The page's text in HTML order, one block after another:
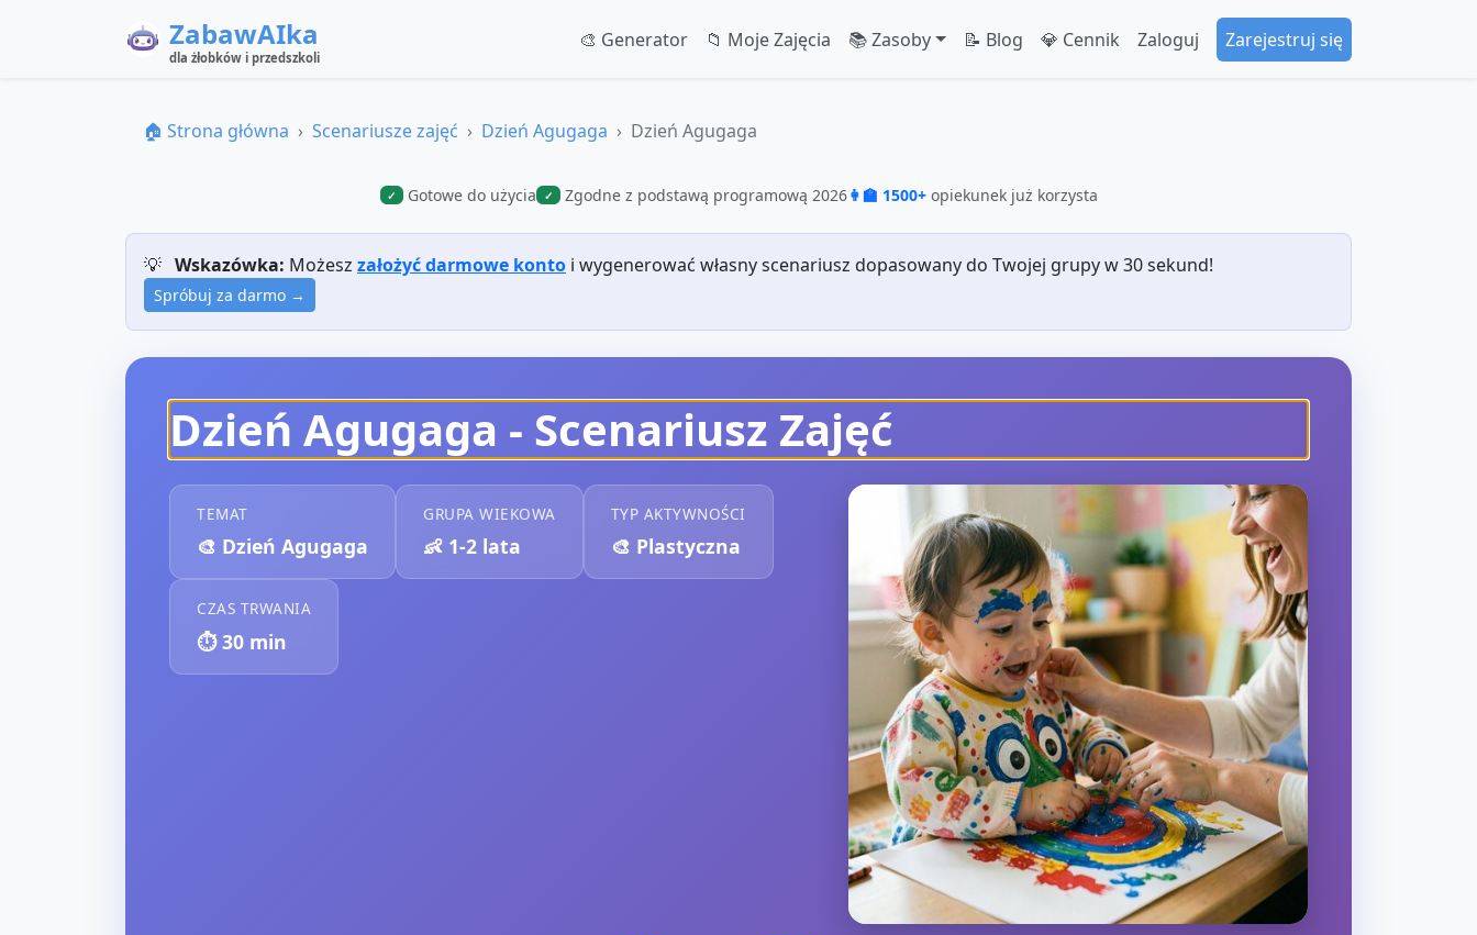
ZabawAIka
dla żłobków i przedszkoli
🎨 Generator 📁 Moje Zajęcia 📚 Zasoby 📝 Blog 💎 Cennik Zaloguj Zarejestruj się
🏠 Strona główna Scenariusze zajęć Dzień Agugaga Dzień Agugaga
✓ Gotowe do użycia ✓ Zgodne z podstawą programową 2026👩‍🏫 1500+ opiekunek już korzysta
💡 Wskazówka: Możesz założyć darmowe konto i wygenerować własny scenariusz dopasowany do Twojej grupy w 30 sekund!
Spróbuj za darmo →
Dzień Agugaga - Scenariusz Zajęć
TEMAT
🎨 Dzień Agugaga
GRUPA WIEKOWA
👶 1-2 lata
TYP AKTYWNOŚCI
🎨 Plastyczna
CZAS TRWANIA
⏱️30 min